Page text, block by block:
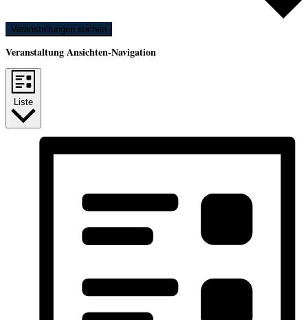
Veranstaltungen suchen
Veranstaltung Ansichten-Navigation
Liste